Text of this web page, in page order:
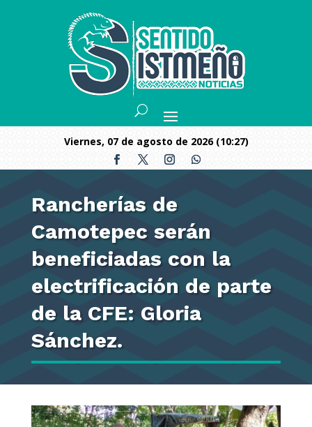
viernes, 07 de agosto de 2026 (10:27)
Rancherías de
Camotepec serán
beneficiadas con la
electrificación de parte
de la CFE: Gloria
Sánchez.